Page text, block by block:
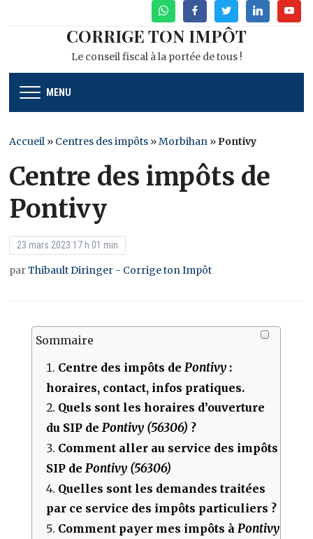
WhatsAppFacebookTwitterLinkedin
CORRIGE TON IMPÔT
Le conseil fiscal à la portée de tous !
MENU
Accueil » Centres des impôts »Morbihan » Pontivy
Centre des impôts de
Pontivy
23 mars 2023 17 h 01 min
parThibault Diringer - Corrige ton Impôt
Sommaire
Centre des impôts de Pontivy :
horaires, contact, infos pratiques.
Quels sont les horaires d’ouverture
du SIP de Pontivy (56306) ?
Comment aller au service des impôts
SIP de Pontivy (56306)
Quelles sont les demandes traitées
par ce service des impôts particuliers ?
Comment payer mes impôts à Pontivy